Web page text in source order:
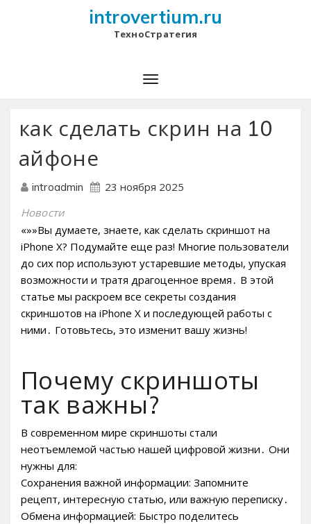
introvertium.ru
ТехноСтратегия
как сделать скрин на 10
айфоне
introadmin 23 ноября 2025
Новости
«»»Вы думаете, знаете, как сделать скриншот на
iPhone X? Подумайте еще раз! Многие пользователи
до сих пор используют устаревшие методы, упуская
возможности и тратя драгоценное время․ В этой
статье мы раскроем все секреты создания
скриншотов на iPhone X и последующей работы с
ними․ Готовьтесь, это изменит вашу жизнь!
Почему скриншоты
так важны?
В современном мире скриншоты стали
неотъемлемой частью нашей цифровой жизни․ Они
нужны для:
Сохранения важной информации: Запомните
рецепт, интересную статью, или важную переписку․
Обмена информацией: Быстро поделитесь